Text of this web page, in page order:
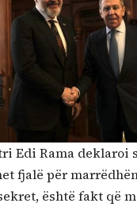
Edi Rama deklaroi
fjalë për
është fakt që